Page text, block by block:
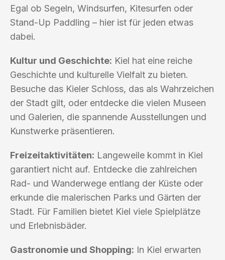
Egal ob Segeln, Windsurfen, Kitesurfen oder
Stand-Up Paddling – hier ist für jeden etwas
dabei.
Kultur und Geschichte: Kiel hat eine reiche
Geschichte und kulturelle Vielfalt zu bieten.
Besuche das Kieler Schloss, das als Wahrzeichen
der Stadt gilt, oder entdecke die vielen Museen
und Galerien, die spannende Ausstellungen und
Kunstwerke präsentieren.
Freizeitaktivitäten: Langeweile kommt in Kiel
garantiert nicht auf. Entdecke die zahlreichen
Rad- und Wanderwege entlang der Küste oder
erkunde die malerischen Parks und Gärten der
Stadt. Für Familien bietet Kiel viele Spielplätze
und Erlebnisbäder.
Gastronomie und Shopping: In Kiel erwarten